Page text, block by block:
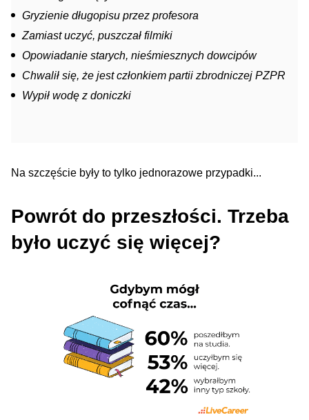
Gryzienie długopisu przez profesora
Zamiast uczyć, puszczał filmiki
Opowiadanie starych, nieśmiesznych dowcipów
Chwalił się, że jest członkiem partii zbrodniczej PZPR
Wypił wodę z doniczki
Na szczęście były to tylko jednorazowe przypadki...
Powrót do przeszłości. Trzeba
było uczyć się więcej?